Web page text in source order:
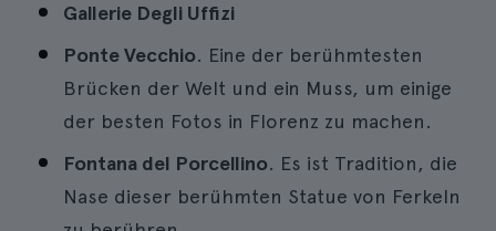
Gallerie Degli Uffizi
Ponte Vecchio. Eine der berühmtesten
Brücken der Welt und ein Muss, um einige
der besten Fotos in Florenz zu machen.
Fontana del Porcellino. Es ist Tradition, die
Nase dieser berühmten Statue von Ferkeln